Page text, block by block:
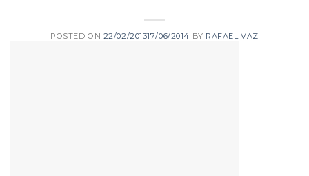
POSTED ON 22/02/201317/06/2014 BY RAFAEL VAZ